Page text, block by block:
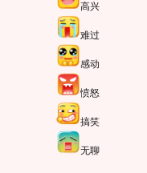
高兴
难过
感动
愤怒
搞笑
无聊